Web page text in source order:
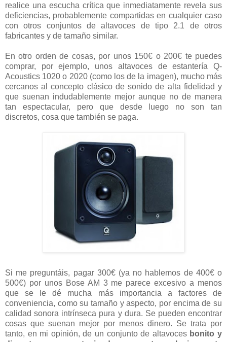
realice una escucha crítica que inmediatamente revela sus
deficiencias, probablemente compartidas en cualquier caso
con otros conjuntos de altavoces de tipo 2.1 de otros
fabricantes y de tamaño similar.
En otro orden de cosas, por unos 150€ o 200€ te puedes
comprar, por ejemplo, unos altavoces de estantería Q-
Acoustics 1020 o 2020 (como los de la imagen), mucho más
cercanos al concepto clásico de sonido de alta fidelidad y
que suenan indudablemente mejor aunque no de manera
tan espectacular, pero que desde luego no son tan
discretos, cosa que también se paga.
Si me preguntáis, pagar 300€ (ya no hablemos de 400€ o
500€) por unos Bose AM 3 me parece excesivo a menos
que se le dé mucha más importancia a factores de
conveniencia, como su tamaño y aspecto, por encima de su
calidad sonora intrínseca pura y dura. Se pueden encontrar
cosas que suenan mejor por menos dinero. Se trata por
tanto, en mi opinión, de un conjunto de altavoces bonito y